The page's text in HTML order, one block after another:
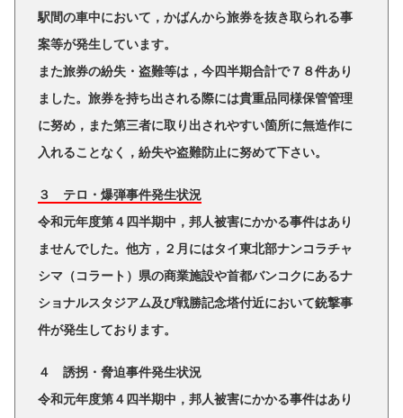
駅間の車中において，かばんから旅券を抜き取られる事
案等が発生しています。
また旅券の紛失・盗難等は，今四半期合計で７８件あり
ました。旅券を持ち出される際には貴重品同様保管管理
に努め，また第三者に取り出されやすい箇所に無造作に
入れることなく，紛失や盗難防止に努めて下さい。
３ テロ・爆弾事件発生状況
令和元年度第４四半期中，邦人被害にかかる事件はあり
ませんでした。他方，２月にはタイ東北部ナンコラチャ
シマ（コラート）県の商業施設や首都バンコクにあるナ
ショナルスタジアム及び戦勝記念塔付近において銃撃事
件が発生しております。
４ 誘拐・脅迫事件発生状況
令和元年度第４四半期中，邦人被害にかかる事件はあり